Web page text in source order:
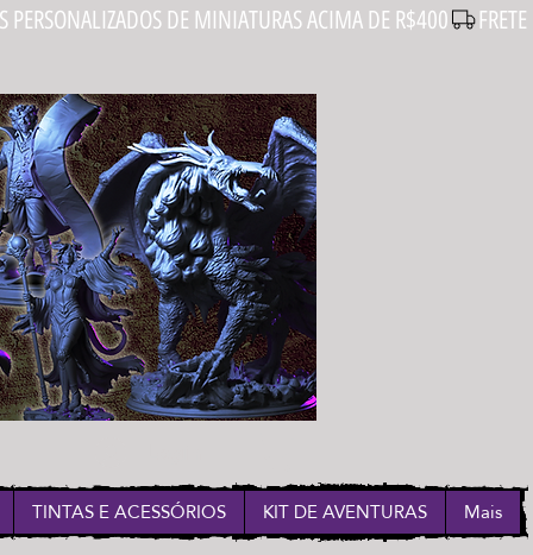
TINTAS E ACESSÓRIOS KIT DE AVENTURAS Mais